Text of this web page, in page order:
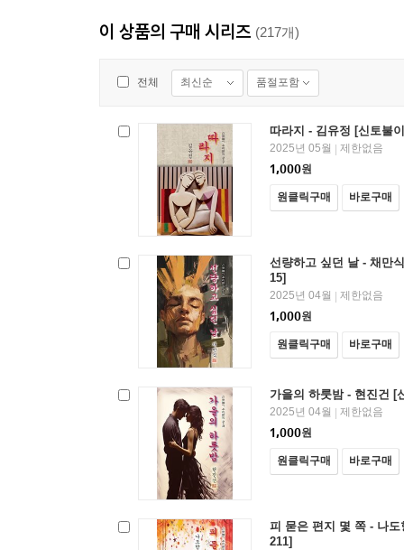
이 상품의 구매 시리즈 (217개)
전체 최신순 품절포함
따라지 - 김유정 [신토불
2025년 05월
제한없음
1,000원
원클릭구매 바로구매
선량하고 싶던 날 - 채만
15]
2025년 04월
제한없음
1,000원
원클릭구매 바로구매
가을의 하룻밤 - 현진건 [
2025년 04월
제한없음
1,000원
원클릭구매 바로구매
피 묻은 편지 몇 쪽 - 나
211]